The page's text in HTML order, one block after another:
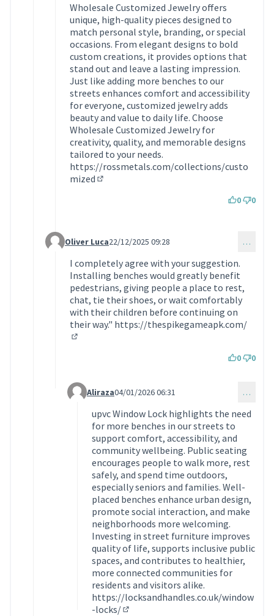
Wholesale Customized Jewelry offers
unique, high-quality pieces designed to
match personal style, branding, or special
occasions. From elegant designs to bold
custom creations, it provides options that
stand out and leave a lasting impression.
Just like adding more benches to our
streets enhances comfort and accessibility
for everyone, customized jewelry adds
beauty and value to daily life. Choose
Wholesale Customized Jewelry for
creativity, quality, and memorable designs
tailored to your needs.
https://rossmetals.com/collections/custo
mized
0 0
Commentaire 2017 (réponse au commentaire 1921)
Oliver Luca22/12/2025 09:28 …
I completely agree with your suggestion.
Installing benches would greatly benefit
pedestrians, giving people a place to rest,
chat, tie their shoes, or wait comfortably
with their children before continuing on
their way." https://thespikegameapk.com/
0 0
Commentaire 2026 (réponse au commentaire
Aliraza04/01/2026 06:31 …
upvc Window Lock highlights the need
for more benches in our streets to
support comfort, accessibility, and
community wellbeing. Public seating
encourages people to walk more, rest
safely, and spend time outdoors,
especially seniors and families. Well-
placed benches enhance urban design,
promote social interaction, and make
neighborhoods more welcoming.
Investing in street furniture improves
quality of life, supports inclusive public
spaces, and contributes to healthier,
more connected communities for
residents and visitors alike.
https://locksandhandles.co.uk/window
-locks/